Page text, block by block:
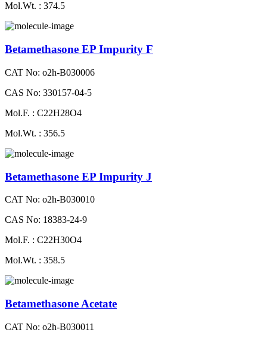
Mol.Wt. : 374.5
Betamethasone EP Impurity F
CAT No: o2h-B030006
CAS No: 330157-04-5
Mol.F. : C22H28O4
Mol.Wt. : 356.5
Betamethasone EP Impurity J
CAT No: o2h-B030010
CAS No: 18383-24-9
Mol.F. : C22H30O4
Mol.Wt. : 358.5
Betamethasone Acetate
CAT No: o2h-B030011